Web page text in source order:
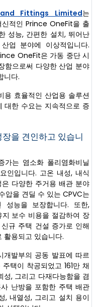
Fittings Limited는
적인 Prince OneFit을 출
성능, 간편한 설치, 뛰어난
업 분야에 이상적입니다.
OneFit은 가동 중단 시
함으로써 다양한 산업 분야
니다.
용 효율적인 산업용 솔루션
대한 수요는 지속적으로 증
을 견인하고 있습니
는 염소화 폴리염화비닐
인입니다. 고온 내성, 내식
다양한 주거용 배관 분야
압을 견딜 수 있는 CPVC는
성능을 보장합니다. 또한,
보수 비용을 절감하여 장
규 주택 건설 증가로 인해
활용되고 있습니다.
개발부의 공동 발표에 따르
택이 착공되었고 161만 채
성, 그리고 다재다능함을 겸
난방을 포함한 주택 배관
, 내열성, 그리고 설치 용이